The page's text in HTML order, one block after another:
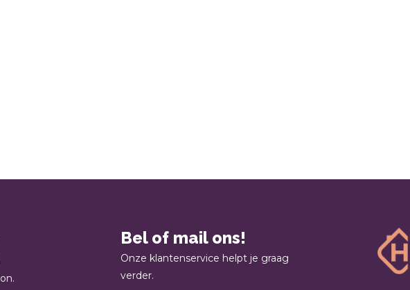
Bel of mail ons!
Onze klantenservice helpt je graag
verder.